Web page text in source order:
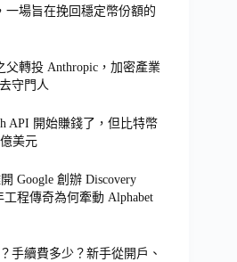
一場旨在挽回穩定幣份額的
父轉投 Anthropic，加密產業
守門人
API 開始賺錢了，但比特幣
美元
Google 創辦 Discovery
工程傳奇為何牽動 Alphabet
手續費多少？新手從開戶、